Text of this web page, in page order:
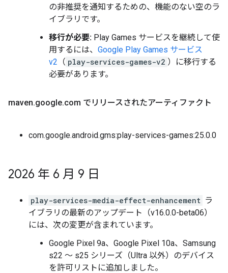
の非推奨を通知するための、機能のない空のラ
イブラリです。
移行が必要: Play Games サービスを継続して使
用するには、 Google Play Games サービス
v2 （ play-services-games-v2 ）に移行する
必要があります。
maven.google.com でリリースされたアーティファクト
com.google.android.gms:play-services-games:25.0.0
2026 年 6 月 9 日
play-services-media-effect-enhancement ラ
イブラリの最新のアップデート（v16.0.0-beta06）
には、次の変更が含まれています。
Google Pixel 9a、Google Pixel 10a、Samsung
s22 ～ s25 シリーズ（Ultra 以外）のデバイス
を許可リストに追加しました。